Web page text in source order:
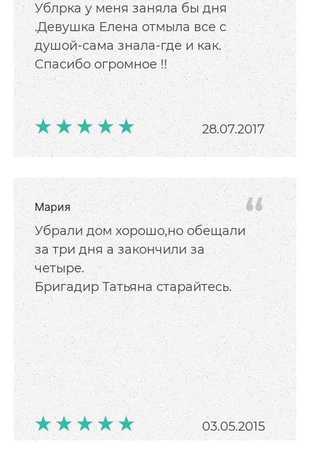
Ублрка у меня заняла бы дня
.Девушка Елена отмыла все с
душой-сама знала-где и как.
Спасибо огромное !!
28.07.2017
Мария
Убрали дом хорошо,но обещали
за три дня а закончили за
четыре.
Бригадир Татьяна старайтесь.
03.05.2015